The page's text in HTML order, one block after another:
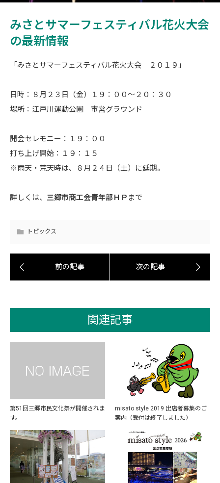
みさとサマーフェスティバル花火大会
の最新情報
「みさとサマーフェスティバル花火大会 ２０１９」
日時：８月２３日（金）１９：００～２０：３０
場所：江戸川運動公園 市営グラウンド
開会セレモニー：１９：００
打ち上げ開始：１９：１５
※雨天・荒天時は、８月２４日（土）に延期。
詳しくは、 三郷市商工会青年部ＨＰ まで
トピックス
関連記事
第51回三郷市民文化祭が開催されま
す。
misato style 2019 出店者募集のご
案内（受付は終了しました）